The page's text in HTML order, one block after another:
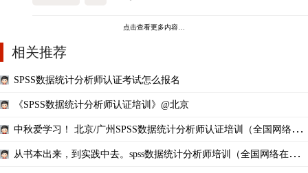
点击查看更多内容…
相关推荐
SPSS数据统计分析师认证考试怎么报名
《SPSS数据统计分析师认证培训》@北京
中秋爱学习！ 北京/广州SPSS数据统计分析师认证培训（全国网络在
从书本出来，到实践中去。spss数据统计分析师培训（全国网络在线直